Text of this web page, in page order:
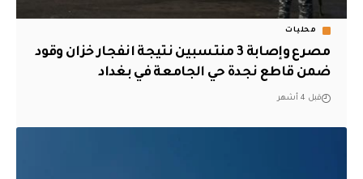
محليات
مصرع وإصابة 3 منتسبين نتيجة انفجار خزان وقود
ضمن قاطع نجدة حي الجامعة في بغداد
قبل 4 أشهر